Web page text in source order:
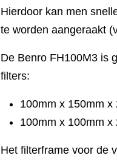
Hierdoor kan men
te worden aangeraakt
De Benro FH100M3 is
filters:
100mm x 150mm
100mm x 100mm
Het filterframe voor de